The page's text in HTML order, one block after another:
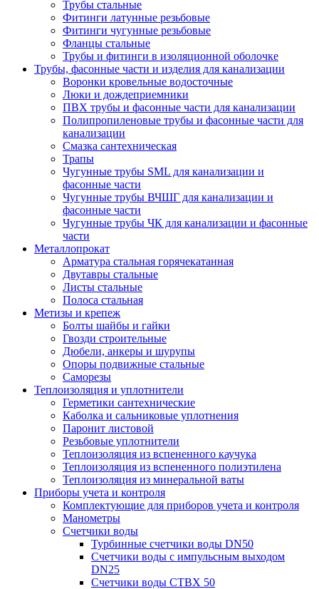
Трубы стальные
Фитинги латунные резьбовые
Фитинги чугунные резьбовые
Фланцы стальные
Трубы и фитинги в изоляционной оболочке
Трубы, фасонные части и изделия для канализации
Воронки кровельные водосточные
Люки и дождеприемники
ПВХ трубы и фасонные части для канализации
Полипропиленовые трубы и фасонные части для
канализации
Смазка сантехническая
Трапы
Чугунные трубы SML для канализации и
фасонные части
Чугунные трубы ВЧШГ для канализации и
фасонные части
Чугунные трубы ЧК для канализации и фасонные
части
Металлопрокат
Арматура стальная горячекатанная
Двутавры стальные
Листы стальные
Полоса стальная
Метизы и крепеж
Болты шайбы и гайки
Гвозди строительные
Дюбели, анкеры и шурупы
Опоры подвижные стальные
Саморезы
Теплоизоляция и уплотнители
Герметики сантехнические
Каболка и сальниковые уплотнения
Паронит листовой
Резьбовые уплотнители
Теплоизоляция из вспененного каучука
Теплоизоляция из вспененного полиэтилена
Теплоизоляция из минеральной ваты
Приборы учета и контроля
Комплектующие для приборов учета и контроля
Манометры
Счетчики воды
Турбинные счетчики воды DN50
Счетчики воды с импульсным выходом
DN25
Счетчики воды СТВХ 50